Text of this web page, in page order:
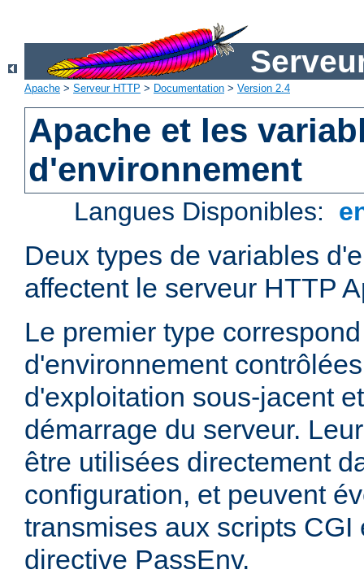
Apache > Serveur HTTP > Documentation > Version 2.4
Apache et les
d'environnement
Langues Disponibles:
Deux types de variables
affectent le serveur HTTP
Le premier type
d'environnement
d'exploitation sous-jacent
démarrage du serveur.
être utilisées directement
configuration, et peuvent
transmises aux scripts CGI
directive PassEnv.